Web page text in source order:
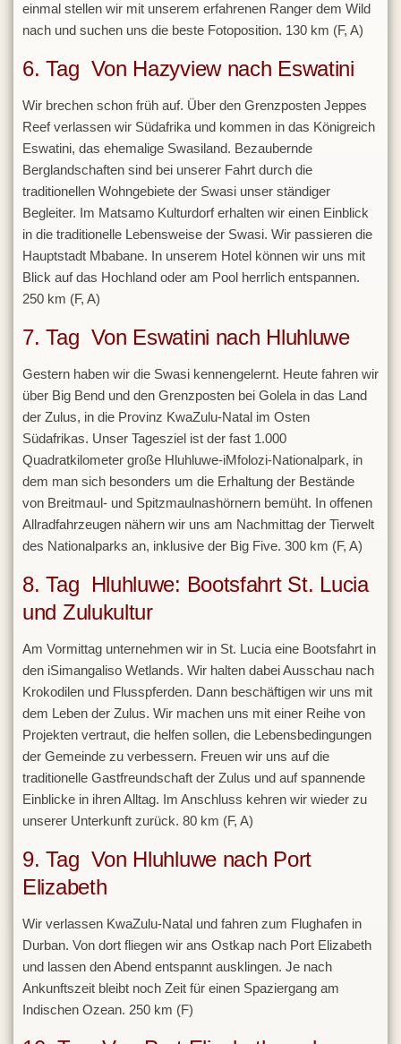
einmal stellen wir mit unserem erfahrenen Ranger dem Wild
nach und suchen uns die beste Fotoposition. 130 km (F, A)
6. Tag Von Hazyview nach Eswatini
Wir brechen schon früh auf. Über den Grenzposten Jeppes
Reef verlassen wir Südafrika und kommen in das Königreich
Eswatini, das ehemalige Swasiland. Bezaubernde
Berglandschaften sind bei unserer Fahrt durch die
traditionellen Wohngebiete der Swasi unser ständiger
Begleiter. Im Matsamo Kulturdorf erhalten wir einen Einblick
in die traditionelle Lebensweise der Swasi. Wir passieren die
Hauptstadt Mbabane. In unserem Hotel können wir uns mit
Blick auf das Hochland oder am Pool herrlich entspannen.
250 km (F, A)
7. Tag Von Eswatini nach Hluhluwe
Gestern haben wir die Swasi kennengelernt. Heute fahren wir
über Big Bend und den Grenzposten bei Golela in das Land
der Zulus, in die Provinz KwaZulu-Natal im Osten
Südafrikas. Unser Tagesziel ist der fast 1.000
Quadratkilometer große Hluhluwe-iMfolozi-Nationalpark, in
dem man sich besonders um die Erhaltung der Bestände
von Breitmaul- und Spitzmaulnashörnern bemüht. In offenen
Allradfahrzeugen nähern wir uns am Nachmittag der Tierwelt
des Nationalparks an, inklusive der Big Five. 300 km (F, A)
8. Tag Hluhluwe: Bootsfahrt St. Lucia
und Zulukultur
Am Vormittag unternehmen wir in St. Lucia eine Bootsfahrt in
den iSimangaliso Wetlands. Wir halten dabei Ausschau nach
Krokodilen und Flusspferden. Dann beschäftigen wir uns mit
dem Leben der Zulus. Wir machen uns mit einer Reihe von
Projekten vertraut, die helfen sollen, die Lebensbedingungen
der Gemeinde zu verbessern. Freuen wir uns auf die
traditionelle Gastfreundschaft der Zulus und auf spannende
Einblicke in ihren Alltag. Im Anschluss kehren wir wieder zu
unserer Unterkunft zurück. 80 km (F, A)
9. Tag Von Hluhluwe nach Port
Elizabeth
Wir verlassen KwaZulu-Natal und fahren zum Flughafen in
Durban. Von dort fliegen wir ans Ostkap nach Port Elizabeth
und lassen den Abend entspannt ausklingen. Je nach
Ankunftszeit bleibt noch Zeit für einen Spaziergang am
Indischen Ozean. 250 km (F)